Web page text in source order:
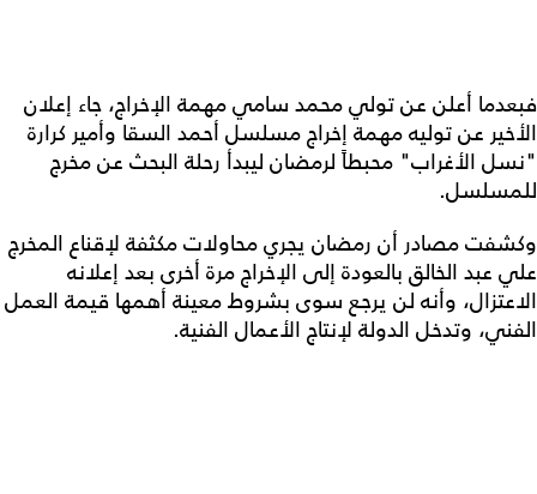
فبعدما أعلن عن تولي محمد سامي مهمة الإخراج، جاء إعلان
الأخير عن توليه مهمة إخراج مسلسل أحمد السقا وأمير كرارة
"نسل الأغراب" محبطاً لرمضان ليبدأ رحلة البحث عن مخرج
للمسلسل.
وكشفت مصادر أن رمضان يجري محاولات مكثفة لإقناع المخرج
علي عبد الخالق بالعودة إلى الإخراج مرة أخرى بعد إعلانه
الاعتزال، وأنه لن يرجع سوى بشروط معينة أهمها قيمة العمل
الفني، وتدخل الدولة لإنتاج الأعمال الفنية.